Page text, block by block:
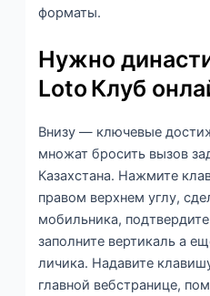
форматы.
Нужно
Loto Клуб
Внизу — ключевые
множат бросить вызов
Казахстана. Нажмите
правом верхнем углу,
мобильника,
заполните вертикаль а
личика. Надавите
главной вебстранице,